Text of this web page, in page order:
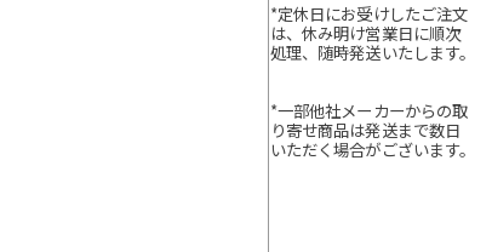
*定休日にお受けしたご注文
は、休み明け営業日に順次
処理、随時発送いたします。
*一部他社メーカーからの取
り寄せ商品は発送まで数日
いただく場合がございます。